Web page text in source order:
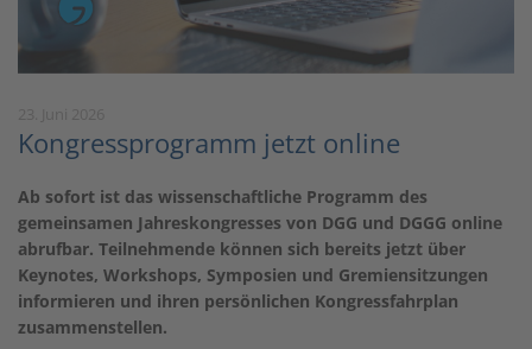
Kongressprogramm jetzt online
Ab sofort ist das wissenschaftliche Programm des
gemeinsamen Jahreskongresses von DGG und DGGG online
abrufbar. Teilnehmende können sich bereits jetzt über
Keynotes, Workshops, Symposien und Gremiensitzungen
informieren und ihren persönlichen Kongressfahrplan
zusammenstellen.